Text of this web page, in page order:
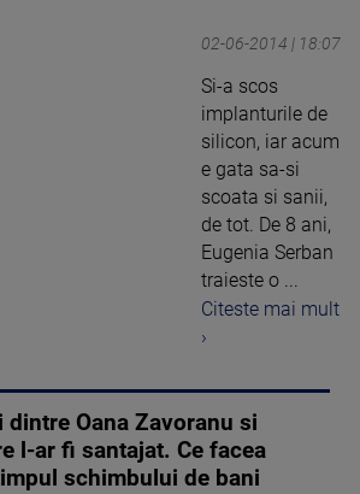
02-06-2014 | 18:07
Si-a scos
implanturile de
silicon, iar acum
e gata sa-si
scoata si sanii,
de tot. De 8 ani,
Eugenia Serban
traieste o ...
Citeste mai mult
›
dintre Oana Zavoranu si
l-ar fi santajat. Ce facea
schimbului de bani